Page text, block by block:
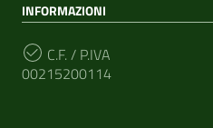
INFORMAZIONI
C.F. / P.IVA
00215200114